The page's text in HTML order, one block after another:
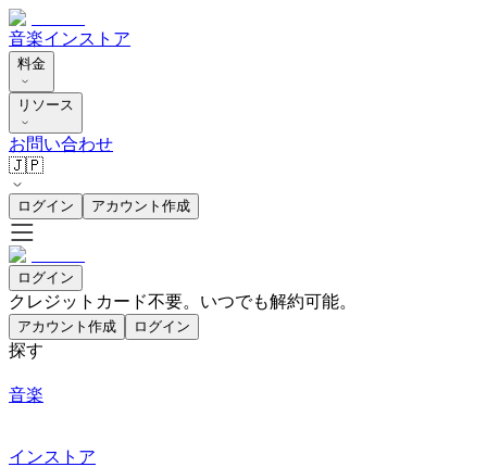
音楽インストア
料金
リソース
お問い合わせ
🇯🇵
ログイン アカウント作成
ログイン
クレジットカード不要。いつでも解約可能。
アカウント作成 ログイン
探す
音楽
インストア